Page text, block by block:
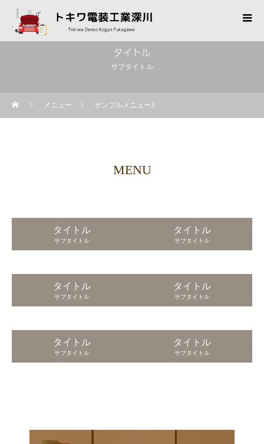
タイトル
サブタイトル
メニュー サンプルメニュー3
MENU
タイトル
サブタイトル
タイトル
サブタイトル
タイトル
サブタイトル
タイトル
サブタイトル
タイトル
サブタイトル
タイトル
サブタイトル